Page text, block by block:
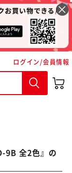
ログイン/会員情報
9B 全2色』の
続きへ